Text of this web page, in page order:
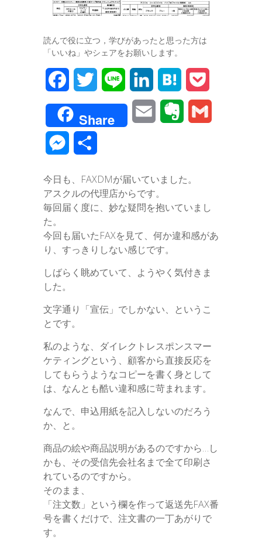
読んで役に立つ，学びがあったと思った方は
「いいね」やシェアをお願いします。
a
c
e
o
k
w
i
t
e
i
n
i
n
d
n
a
t
n
o
c
Share
i
l
r
n
o
e
s
s
e
e
r
今日も、FAXDMが届いていました。
アスクルの代理店からです。
毎回届く度に、妙な疑問を抱いていまし
た。
今回も届いたFAXを見て、何か違和感があ
り、すっきりしない感じです。
しばらく眺めていて、ようやく気付きま
した。
文字通り「宣伝」でしかない、というこ
とです。
私のような、ダイレクトレスポンスマー
ケティングという、顧客から直接反応を
してもらうようなコピーを書く身として
は、なんとも酷い違和感に苛まれます。
なんで、申込用紙を記入しないのだろう
か、と。
商品の絵や商品説明があるのですから…し
かも、その受信先会社名まで全て印刷さ
れているのですから。
そのまま、
「注文数」という欄を作って返送先FAX番
号を書くだけで、注文書の一丁あがりで
す。